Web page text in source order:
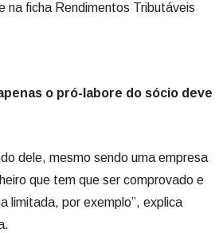
na ficha Rendimentos Tributáveis
o pró-labore do sócio deve
dele, mesmo sendo uma empresa
que tem que ser comprovado e
limitada, por exemplo”, explica